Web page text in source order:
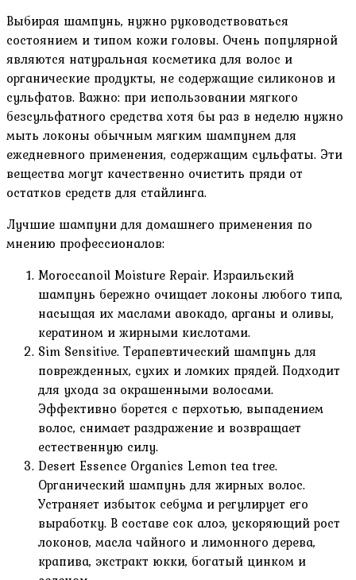
Выбирая шампунь, нужно руководствоваться
состоянием и типом кожи головы. Очень популярной
являются натуральная косметика для волос и
органические продукты, не содержащие силиконов и
сульфатов. Важно: при использовании мягкого
безсульфатного средства хотя бы раз в неделю нужно
мыть локоны обычным мягким шампунем для
ежедневного применения, содержащим сульфаты. Эти
вещества могут качественно очистить пряди от
остатков средств для стайлинга.
Лучшие шампуни для домашнего применения по
мнению профессионалов:
Moroccanoil Moisture Repair. Израильский
шампунь бережно очищает локоны любого типа,
насыщая их маслами авокадо, арганы и оливы,
кератином и жирными кислотами.
Sim Sensitive. Терапевтический шампунь для
поврежденных, сухих и ломких прядей. Подходит
для ухода за окрашенными волосами.
Эффективно борется с перхотью, выпадением
волос, снимает раздражение и возвращает
естественную силу.
Desert Essence Organics Lemon tea tree.
Органический шампунь для жирных волос.
Устраняет избыток себума и регулирует его
выработку. В составе сок алоэ, ускоряющий рост
локонов, масла чайного и лимонного дерева,
крапива, экстракт юкки, богатый цинком и